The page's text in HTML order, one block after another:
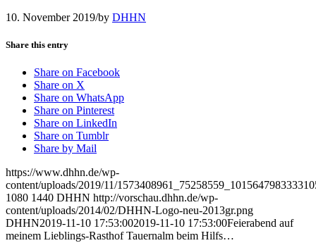
10. November 2019/by DHHN
Share this entry
Share on Facebook
Share on X
Share on WhatsApp
Share on Pinterest
Share on LinkedIn
Share on Tumblr
Share by Mail
https://www.dhhn.de/wp-
content/uploads/2019/11/
1080 1440 DHHN http://vorschau.dhhn.de/wp-
content/uploads/2014/02/DHHN-Logo-neu-2013gr.png
DHHN2019-11-10 17:53:002019-11-10 17:53:00Feierabend auf
meinem Lieblings-Rasthof Tauernalm beim Hilfs…